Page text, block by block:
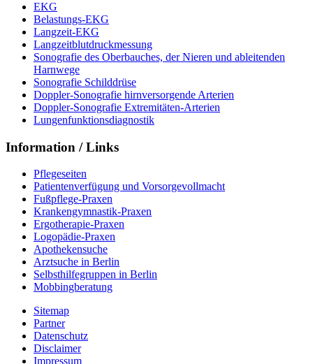
EKG
Belastungs-EKG
Langzeit-EKG
Langzeitblutdruckmessung
Sonografie des Oberbauches, der Nieren und ableitenden
Harnwege
Sonografie Schilddrüse
Doppler-Sonografie hirnversorgende Arterien
Doppler-Sonografie Extremitäten-Arterien
Lungenfunktionsdiagnostik
Information / Links
Pflegeseiten
Patientenverfügung und Vorsorgevollmacht
Fußpflege-Praxen
Krankengymnastik-Praxen
Ergotherapie-Praxen
Logopädie-Praxen
Apothekensuche
Arztsuche in Berlin
Selbsthilfegruppen in Berlin
Mobbingberatung
Sitemap
Partner
Datenschutz
Disclaimer
Impressum